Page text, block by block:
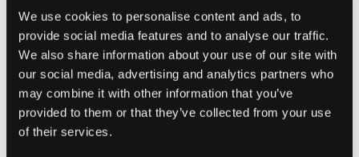
We use cookies to personalise content and ads, to
provide social media features and to analyse our traffic.
We also share information about your use of our site with
our social media, advertising and analytics partners who
may combine it with other information that you’ve
provided to them or that they’ve collected from your use
of their services.
VÄLJ STORLEK
Fri fraktpå beställningar över 699 kr
Öppet köpi 60 dagar